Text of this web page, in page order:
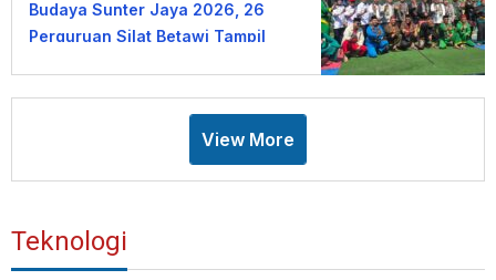
Budaya Sunter Jaya 2026, 26
Perguruan Silat Betawi Tampil
View More
Teknologi